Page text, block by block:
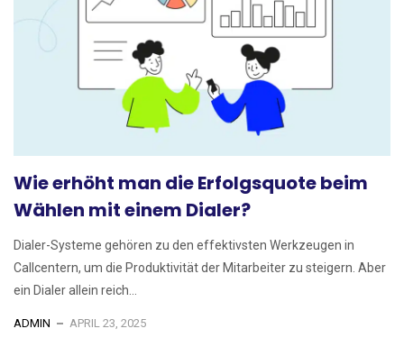
Wie erhöht man die Erfolgsquote beim
Wählen mit einem Dialer?
Dialer-Systeme gehören zu den effektivsten Werkzeugen in
Callcentern, um die Produktivität der Mitarbeiter zu steigern. Aber
ein Dialer allein reich...
ADMIN APRIL 23, 2025